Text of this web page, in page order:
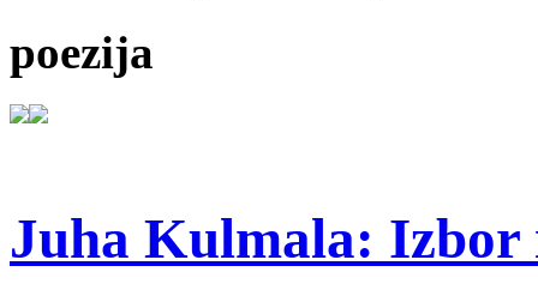
poezija
Juha Kulmala: Izbor